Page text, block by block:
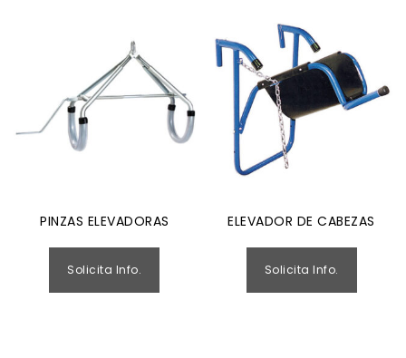
PINZAS ELEVADORAS
Solicita Info.
ELEVADOR DE CABEZAS
Solicita Info.